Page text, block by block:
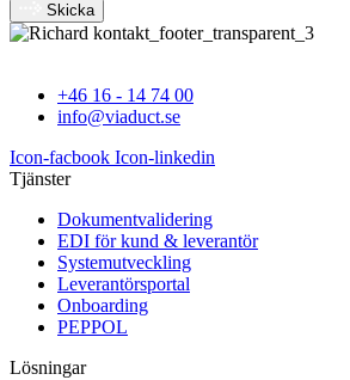
Skicka
+46 16 - 14 74 00
info@viaduct.se
Icon-facbook Icon-linkedin
Tjänster
Dokumentvalidering
EDI för kund & leverantör
Systemutveckling
Leverantörsportal
Onboarding
PEPPOL
Lösningar